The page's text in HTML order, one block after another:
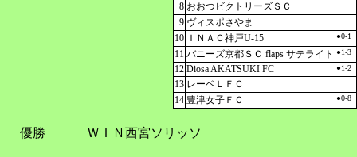
8 おおつビクトリーズＳＣ
9 ヴィスポさやま
10
ＩＮＡＣ神戸U-15 ●0-1
11 バニーズ京都ＳＣ flaps サテライト ●1-3
12 Diosa AKATSUKI FC ●1-2
13 レーベＬＦＣ
14 豊津女子ＦＣ ●0-8
優勝 ＷＩＮ西宮ソリッソ